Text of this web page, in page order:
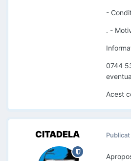
-
. -
0744
Acest
CITADELA Publicat